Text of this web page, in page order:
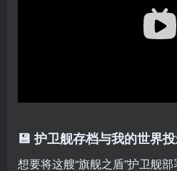
💾 护卫舰存档与我的世界
想要将这艘“旗舰之盾”护卫舰